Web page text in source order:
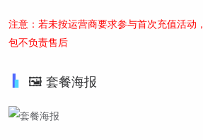
注意：若未按运营商要求参与首次充值活动
包不负责售后
🖼️ 套餐海报